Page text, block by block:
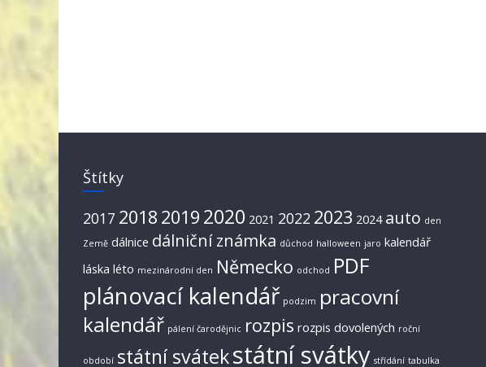
Štítky
2017 2018 2019 2020 2021 2022 2023 2024 auto den
Země dálnice dálniční známka důchod halloween jaro kalendář
láska léto mezinárodní den Německo odchod PDF
plánovací kalendář podzim pracovní
kalendář pálení čarodějnic rozpis rozpis dovolených roční
období státní svátekstátní svátky střídání tabulka